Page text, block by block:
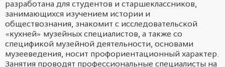
разработана для студентов и старшеклассников,
занимающихся изучением истории и
обществознания, знакомит с исследовательской
«кухней» музейных специалистов, а также со
спецификой музейной деятельности, основами
музееведения, носит профориентационный характер.
Занятия проводят профессиональные специалисты на